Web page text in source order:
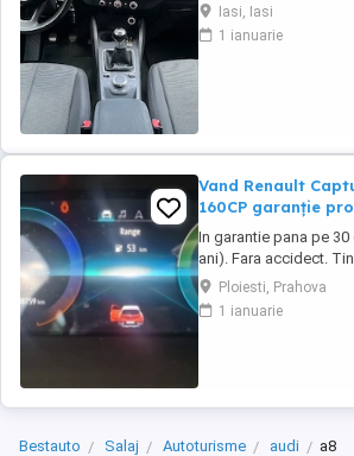
spate Zone climatice
mare Roată de
din piele cu comenzi
Iasi, Iasi
1 ianuarie
Vand Renault
160CP garanție
In garantie pana pe
ani). Fara accidect.
noua, nu are
naveta(30km zilnic).
placutele si discurile
Ploiesti, Prahova
1 ianuarie
Bestauto Salaj Autoturisme audi a8